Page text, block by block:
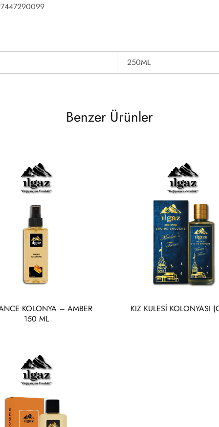
250ML
Benzer Ürünler
KOLONYA – AMBER
150 ML
KIZ KULESİ KOLONYASI